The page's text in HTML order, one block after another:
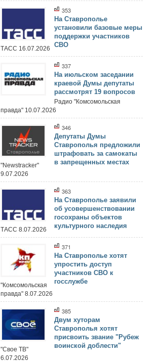
353
На Ставрополье
установили базовые меры
поддержки участников
СВО
ТАСС 16.07.2026
337
На июльском заседании
краевой Думы депутаты
рассмотрят 19 вопросов
Радио "Комсомольская
правда" 10.07.2026
346
Депутаты Думы
Ставрополья предложили
штрафовать за самокаты
в запрещенных местах
"Newstracker"
9.07.2026
363
На Ставрополье заявили
об усовершенствовании
госохраны объектов
культурного наследия
ТАСС 8.07.2026
371
На Ставрополье хотят
упростить доступ
участников СВО к
госслужбе
"Комсомольская
правда" 8.07.2026
385
Двум хуторам
Ставрополья хотят
присвоить звание "Рубеж
воинской доблести"
"Свое ТВ"
6.07.2026